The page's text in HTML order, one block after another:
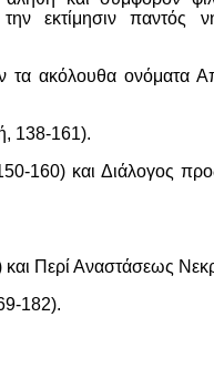
εκτίμησιν παντός
τα ακόλουθα ονόματα
138-161).
160) και Διάλογος
και Περί Αναστάσεως
182).